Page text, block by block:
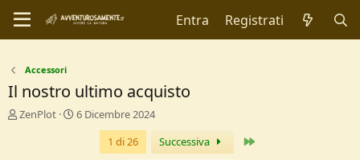
Entra Registrati
Accessori
Il nostro ultimo acquisto
C
ZenPlot
D
6 Dicembre 2024
1 di 26
Successiva